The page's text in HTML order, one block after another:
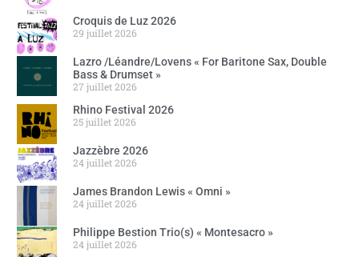
Croquis de Luz 2026
29 juillet 2026
Lazro /Léandre/Lovens « For Baritone Sax, Double
Bass & Drumset »
27 juillet 2026
Rhino Festival 2026
25 juillet 2026
Jazzèbre 2026
24 juillet 2026
James Brandon Lewis « Omni »
24 juillet 2026
Philippe Bestion Trio(s) « Montesacro »
24 juillet 2026